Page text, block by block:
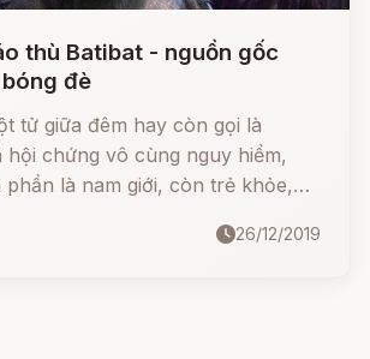
thù Batibat - nguồn gốc
đè
tử giữa đêm hay còn gọi là
hội chứng vô cùng nguy hiểm,
phần là nam giới, còn trẻ khỏe,
26/12/2019